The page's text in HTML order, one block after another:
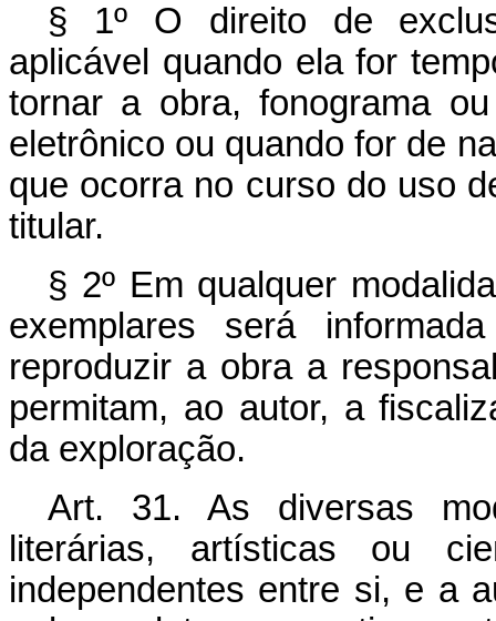
§ 1º O direito de
aplicável quando ela for
tornar a obra, fonograma
eletrônico ou quando for de
que ocorra no curso do uso
titular.
§ 2º Em qualquer
exemplares será
reproduzir a obra a
permitam, ao autor, a
da exploração.
Art. 31. As diversas
literárias, artísticas ou
independentes entre si, e a